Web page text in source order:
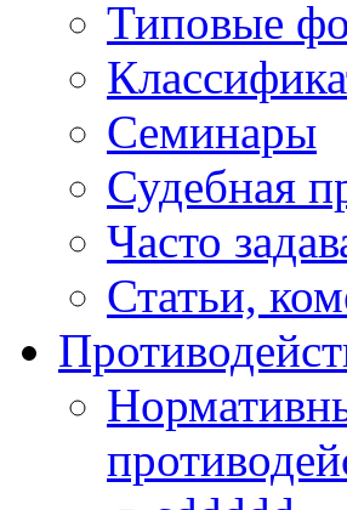
Типовые
Семинары
Судебная
Часто
Статьи,